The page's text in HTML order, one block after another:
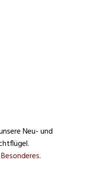
Neu- und